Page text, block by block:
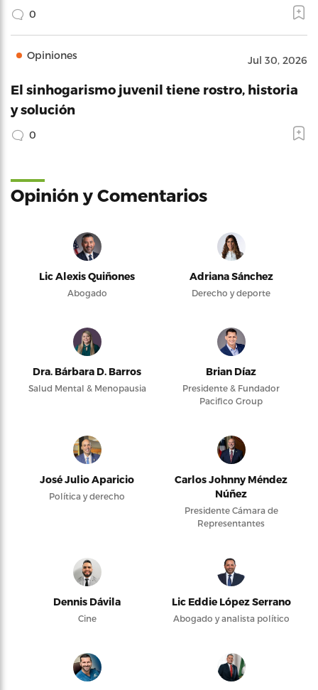
0
Opiniones Jul 30, 2026
El sinhogarismo juvenil tiene rostro, historia
y solución
0
Opinión y Comentarios
Lic Alexis Quiñones
Abogado
Adriana Sánchez
Derecho y deporte
Dra. Bárbara D. Barros
Salud Mental & Menopausia
Brian Díaz
Presidente & Fundador
Pacifico Group
José Julio Aparicio
Política y derecho
Carlos Johnny Méndez
Núñez
Presidente Cámara de
Representantes
Dennis Dávila
Cine
Lic Eddie López Serrano
Abogado y analista político